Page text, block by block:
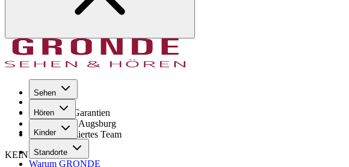
Sehen
Hören
Kinder
Standorte
Warum GRONDE
Seit 1971
GRONDE Garantien
8× im Raum Augsburg
Hochqualifiziertes Team
KEINE SORGE!